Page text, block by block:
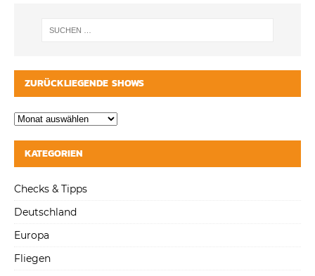
ZURÜCKLIEGENDE SHOWS
KATEGORIEN
Checks & Tipps
Deutschland
Europa
Fliegen